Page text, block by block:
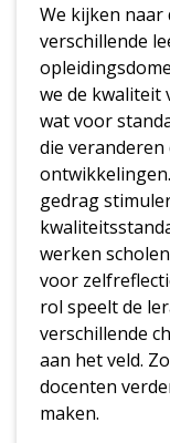
We kijken naar
verschillende
we de kwaliteit
wat voor
die
gedrag
werken
voor
rol speelt de
verschillende
aan het veld.
docenten
maken.